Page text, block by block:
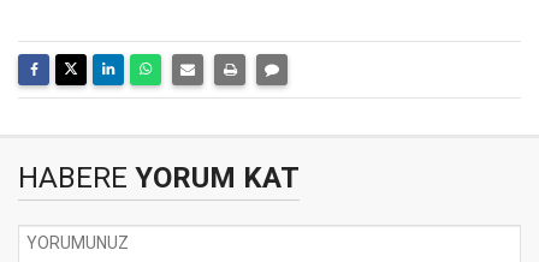
HABERE YORUM KAT